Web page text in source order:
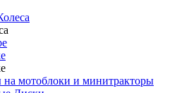
мотоблоки и минитракторы